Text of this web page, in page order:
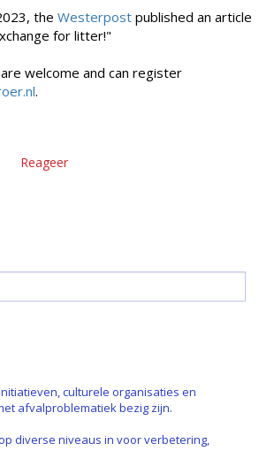
the Westerpost published an article
for litter!"
welcome and can register
.
Reageer
culturele organisaties en
afvalproblematiek bezig zijn.
diverse niveaus in voor verbetering,